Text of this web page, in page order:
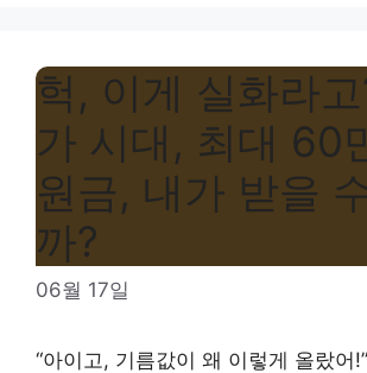
헉, 이게 실화라
가 시대, 최대 60
원금, 내가 받을
까?
06월 17일
“아이고, 기름값이 왜 이렇게 올랐어